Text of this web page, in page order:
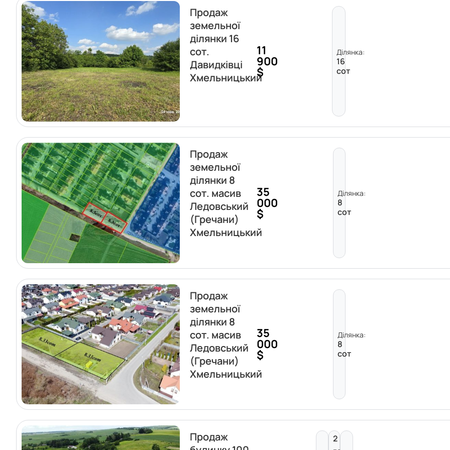
Продаж
земельної
ділянки 16
сот.
Давидківці
Хмельницький
11
900
$
Ділянка:
16
сот
Продаж
земельної
ділянки 8
сот. масив
Ледовський
(Гречани)
Хмельницький
35
000
$
Ділянка:
8
сот
Продаж
земельної
ділянки 8
сот. масив
Ледовський
(Гречани)
Хмельницький
35
000
$
Ділянка:
8
сот
Продаж
2